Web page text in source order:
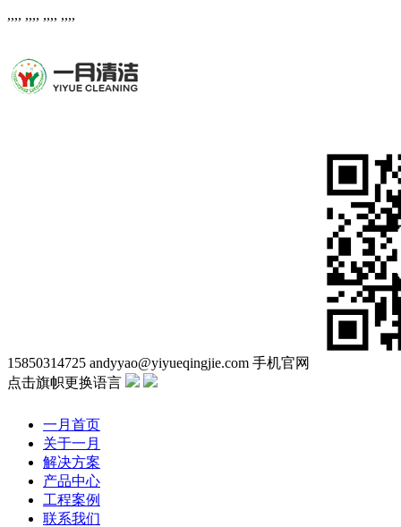
,,,, ,,,, ,,,, ,,,,
15850314725 andyyao@yiyueqingjie.com 手机官网
点击旗帜更换语言
一月首页
关于一月
解决方案
产品中心
工程案例
联系我们